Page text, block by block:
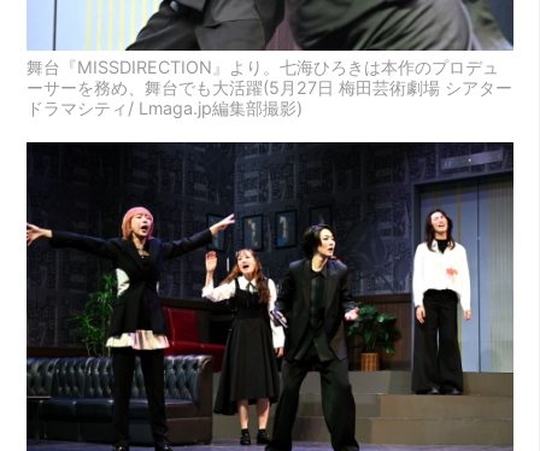
舞台『MISSDIRECTION』より。七海ひろきは本作のプロデュ
ーサーを務め、舞台でも大活躍(5月27日 梅田芸術劇場 シアター
ドラマシティ/ Lmaga.jp編集部撮影)